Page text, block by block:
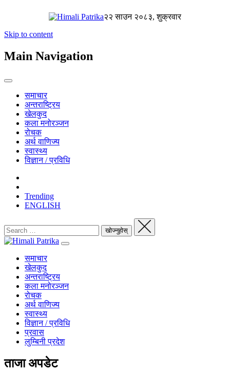
२२ साउन २०८३, शुक्रवार
Skip to content
Main Navigation
समाचार
अन्तराष्ट्रिय
खेलकुद
कला मनोरञ्जन
रोचक
अर्थ वाणिज्य
स्वास्थ्य
विज्ञान / प्रविधि
Trending
ENGLISH
समाचार
खेलकुद
अन्तराष्ट्रिय
कला मनोरञ्जन
रोचक
अर्थ वाणिज्य
स्वास्थ्य
विज्ञान / प्रविधि
प्रवास
लुम्बिनी प्रदेश
ताजा अपडेट